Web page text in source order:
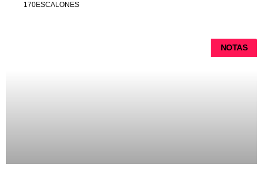
170ESCALONES
NOTAS